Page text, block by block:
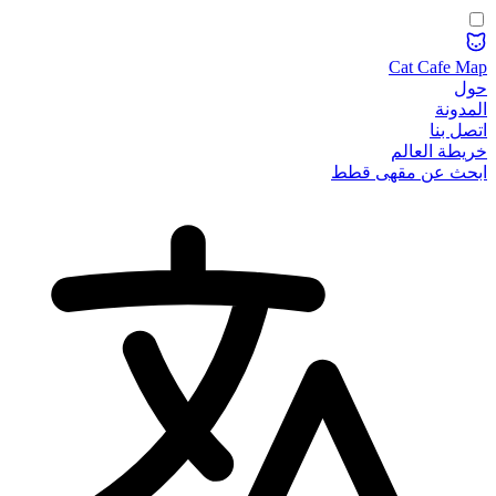
Cat Cafe Map
حول
المدونة
اتصل بنا
خريطة العالم
ابحث عن مقهى قطط